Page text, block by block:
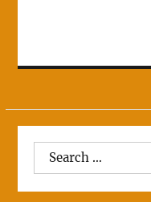
Search
for: